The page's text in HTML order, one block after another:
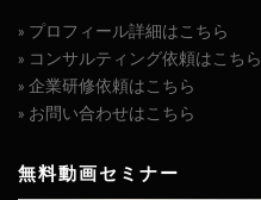
» プロフィール詳細はこちら
» コンサルティング依頼はこちら
» 企業研修依頼はこちら
» お問い合わせはこちら
無料動画セミナー